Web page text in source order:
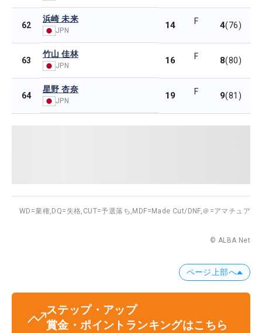
62
浜崎 未来
JPN 14 F 4(76)
63
竹山 佳林
JPN 16 F 8(80)
64
星野 杏奈
JPN 19 F 9(81)
WD=棄権, DQ=失格, CUT=予選落ち, MDF=Made Cut/DNF,＠=アマチュア
© ALBA Net
ページ上部へ
ステップ・アップ
賞金・ポイントランキングはこちら